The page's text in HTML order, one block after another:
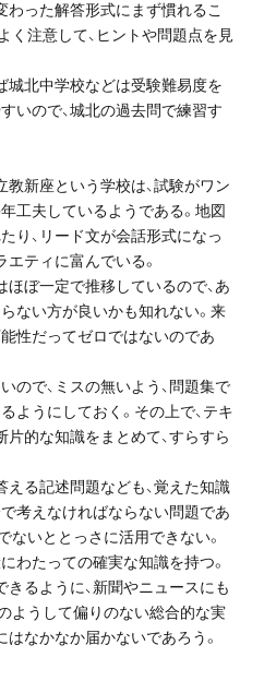
わった解答形式にまず慣れるこ
く注意して、ヒントや問題点を見
城北中学校などは受験難易度を
いので、城北の過去問で練習す
教新座という学校は、試験がワン
工夫しているようである。地図
り、リード文が会話形式になっ
エティに富んでいる。
ほぼ一定で推移しているので、あ
ない方が良いかも知れない。来
性だってゼロではないのであ
ので、ミスの無いよう、問題集で
ようにしておく。その上で、テキ
片的な知識をまとめて、すらすら
る記述問題なども、覚えた知識
考えなければならない問題であ
ないととっさに活用できない。
わたっての確実な知識を持つ。
きるように、新聞やニュースにも
ようして偏りのない総合的な実
はなかなか届かないであろう。